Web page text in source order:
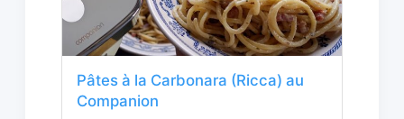
Pâtes à la Carbonara (Ricca) au
Companion